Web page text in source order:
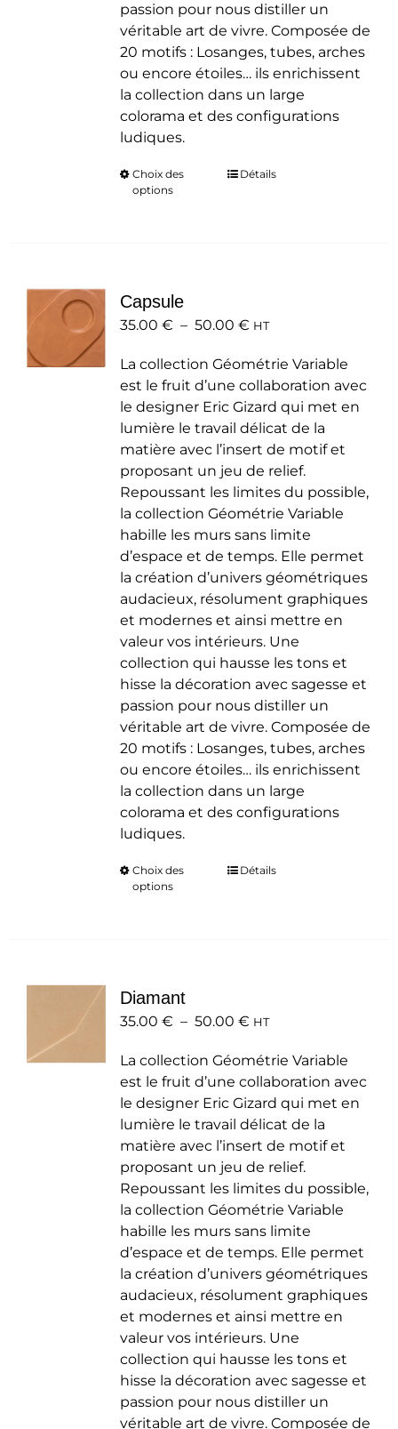
passion pour nous distiller un
véritable art de vivre. Composée de
20 motifs : Losanges, tubes, arches
ou encore étoiles… ils enrichissent
la collection dans un large
colorama et des configurations
ludiques.
Choix des
options
Ce
peuvent
choisies
sur
la
page
du
produit
Détails
Capsule
35.00 € – 50.00 €Plage
prix :
35.00 €
à
50.00 €
HT
La collection Géométrie Variable
est le fruit d’une collaboration avec
le designer Eric Gizard qui met en
lumière le travail délicat de la
matière avec l’insert de motif et
proposant un jeu de relief.
Repoussant les limites du possible,
la collection Géométrie Variable
habille les murs sans limite
d’espace et de temps. Elle permet
la création d’univers géométriques
audacieux, résolument graphiques
et modernes et ainsi mettre en
valeur vos intérieurs. Une
collection qui hausse les tons et
hisse la décoration avec sagesse et
passion pour nous distiller un
véritable art de vivre. Composée de
20 motifs : Losanges, tubes, arches
ou encore étoiles… ils enrichissent
la collection dans un large
colorama et des configurations
ludiques.
Choix des
options
Ce
peuvent
choisies
sur
la
page
du
produit
Détails
Diamant
35.00 € – 50.00 €Plage
prix :
35.00 €
à
50.00 €
HT
La collection Géométrie Variable
est le fruit d’une collaboration avec
le designer Eric Gizard qui met en
lumière le travail délicat de la
matière avec l’insert de motif et
proposant un jeu de relief.
Repoussant les limites du possible,
la collection Géométrie Variable
habille les murs sans limite
d’espace et de temps. Elle permet
la création d’univers géométriques
audacieux, résolument graphiques
et modernes et ainsi mettre en
valeur vos intérieurs. Une
collection qui hausse les tons et
hisse la décoration avec sagesse et
passion pour nous distiller un
véritable art de vivre. Composée de